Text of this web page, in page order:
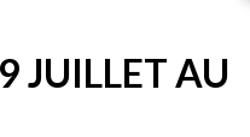
Retour-
antenne
JUILLET AU